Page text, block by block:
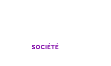
SOCIÉTÉ